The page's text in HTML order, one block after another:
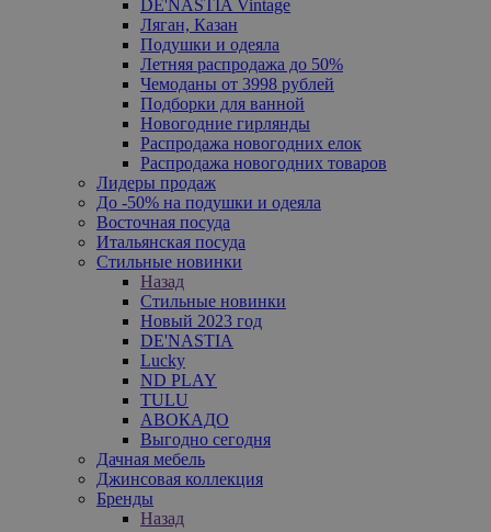
DE'NASTIA Vintage
Ляган, Казан
Подушки и одеяла
Летняя распродажа до 50%
Чемоданы от 3998 рублей
Подборки для ванной
Новогодние гирлянды
Распродажа новогодних елок
Распродажа новогодних товаров
Лидеры продаж
До -50% на подушки и одеяла
Восточная посуда
Итальянская посуда
Стильные новинки
Назад
Стильные новинки
Новый 2023 год
DE'NASTIA
Lucky
ND PLAY
TULU
АВОКАДО
Выгодно сегодня
Дачная мебель
Джинсовая коллекция
Бренды
Назад